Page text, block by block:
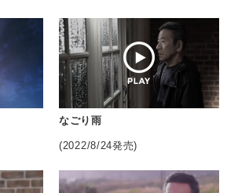
なごり雨
(2022/8/24発売)